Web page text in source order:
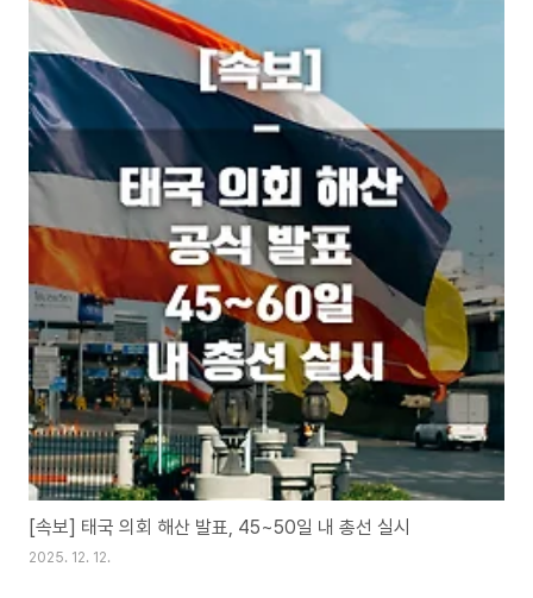
[속보] 태국 의회 해산 발표, 45~50일 내 총선 실시
2025. 12. 12.